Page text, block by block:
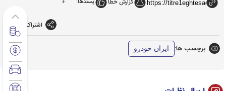
گزارش خطا پسندها: 0
اشتراک گذاری
برچسب ها: ایران خودرو